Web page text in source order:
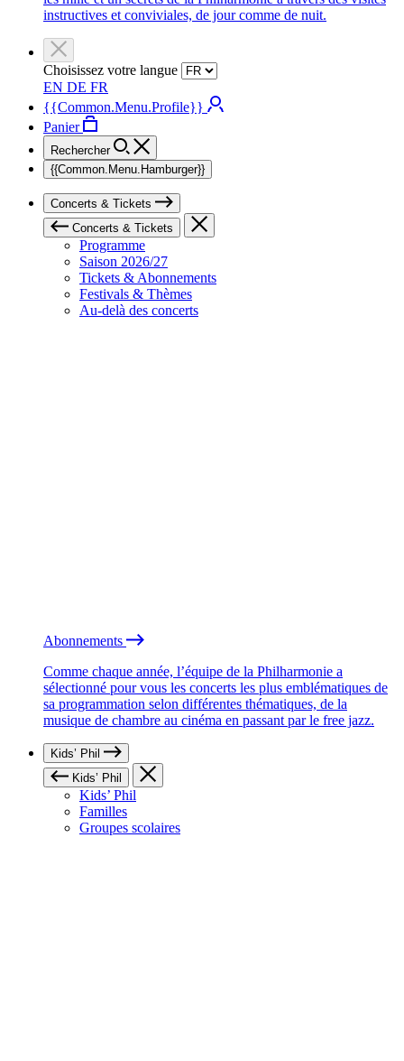
instructives et conviviales, de jour comme de nuit.
Choisissez votre langue
EN DE FR
{{Common.Menu.Profile}}
Panier
Rechercher
{{Common.Menu.Hamburger}}
Concerts & Tickets
Concerts & Tickets
Programme
Saison 2026/27
Tickets & Abonnements
Festivals & Thèmes
Au-delà des concerts
Abonnements
Comme chaque année, l’équipe de la Philharmonie a
sélectionné pour vous les concerts les plus emblématiques de
sa programmation selon différentes thématiques, de la
musique de chambre au cinéma en passant par le free jazz.
Kids’ Phil
Kids’ Phil
Kids’ Phil
Familles
Groupes scolaires